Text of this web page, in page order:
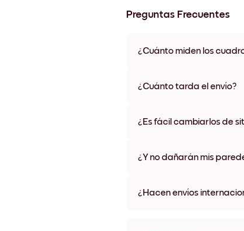
Preguntas Frecuentes
¿Cuánto miden los
materiales y colores de
¿Cuánto tarda el envío?
algunos países. Te
¿Es fácil cambiarlos de
¿Y no dañarán mis
¿Hacen envíos